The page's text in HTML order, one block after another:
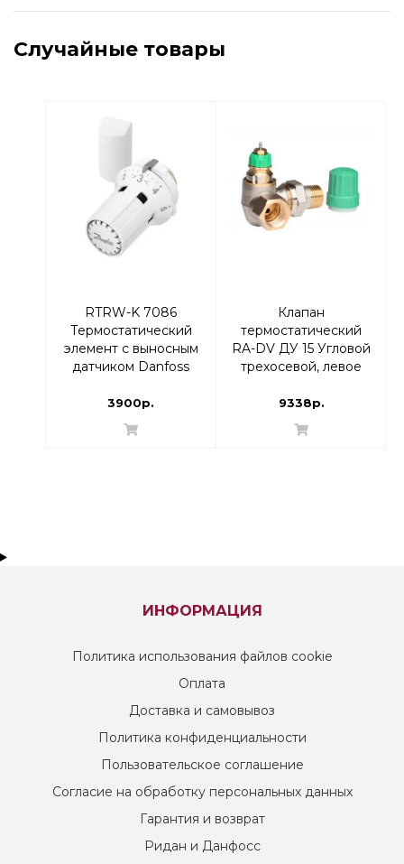
Случайные товары
RTRW-K 7086
Термостатический
элемент с выносным
датчиком Danfoss
термоголовка
3900р.
Клапан
термостатический
RA-DV ДУ 15 Угловой
трехосевой, левое
013G7720
9338р.
ИНФОРМАЦИЯ
Политика использования файлов cookie
Оплата
Доставка и самовывоз
Политика конфиденциальности
Пользовательское соглашение
Согласие на обработку персональных данных
Гарантия и возврат
Ридан и Данфосс